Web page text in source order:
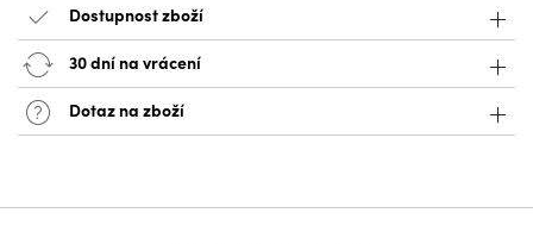
Dostupnost zboží
30 dní na vrácení
Dotaz na zboží